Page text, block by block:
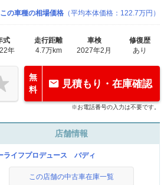
この車種の相場価格 （平均本体価格：122.7万円）
式
年
走行距離
4.7万km
車検
2027年2月
修復歴
あり
無
料
見積もり・在庫確認
※お電話番号の入力は不要です。
店舗情報
ライフプロデュース バディ
この店舗の中古車在庫一覧